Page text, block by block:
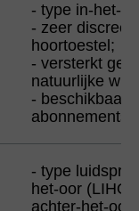
- type in-het-
- zeer discreet
hoortoestel;
- versterkt
natuurlijke
- beschikbaar
- type
het-oor (LIHO)
achter-het-oor